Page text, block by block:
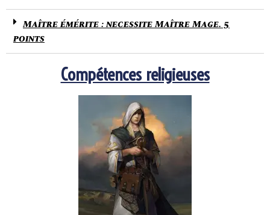
Maître émérite : necessite Maître Mage. 5
points
Compétences religieuses